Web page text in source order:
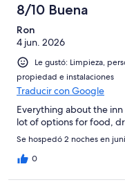
8/10 Buena
Ron
4 jun. 2026
Le gustó: Limpieza,
propiedad e instalaciones
Traducir con Google
Everything about the inn
lot of options for food,
Se hospedó 2 noches en
0